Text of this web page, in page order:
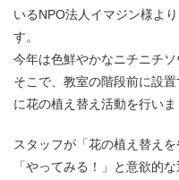
いるNPO法人イマジン様よ
す。
今年は色鮮やかなニチニチ
そこで、教室の階段前に設
に花の植え替え活動を行いま
スタッフが「花の植え替え
「やってみる！」と意欲的